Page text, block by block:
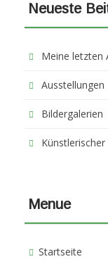
Neueste
Meine letzten
Ausstellungen
Bildergalerien
Menue
Startseite